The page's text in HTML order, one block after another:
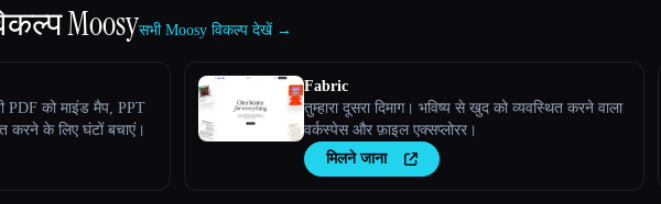
Moosyसभी Moosy विकल्प देखें →
PDF को माइंड मैप, PPT
करने के लिए घंटों बचाएं।
Fabric
तुम्हारा दूसरा दिमाग। भविष्य से खुद को व्यवस्थित करने वाला
वर्कस्पेस और फ़ाइल एक्सप्लोरर।
मिलने जाना